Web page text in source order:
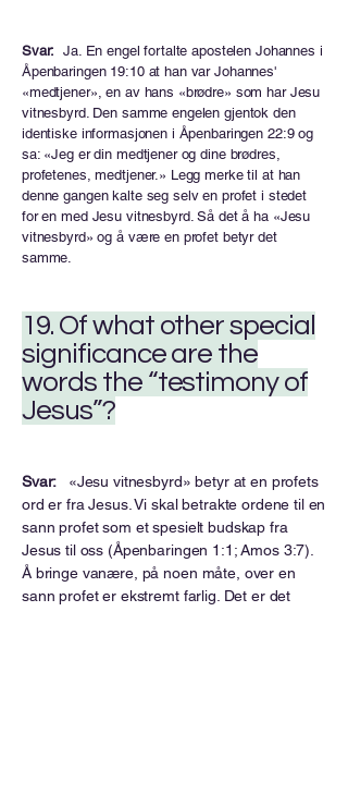
Svar: Ja. En engel fortalte apostelen Johannes i
Åpenbaringen 19:10 at han var Johannes'
«medtjener», en av hans «brødre» som har Jesu
vitnesbyrd. Den samme engelen gjentok den
identiske informasjonen i Åpenbaringen 22:9 og
sa: «Jeg er din medtjener og dine brødres,
profetenes, medtjener.» Legg merke til at han
denne gangen kalte seg selv en profet i stedet
for en med Jesu vitnesbyrd. Så det å ha «Jesu
vitnesbyrd» og å være en profet betyr det
samme.
19. Of what other special
significance are the
words the “testimony of
Jesus”?
Svar:
«Jesu vitnesbyrd» betyr at en profets
ord er fra Jesus. Vi skal betrakte ordene til en
sann profet som et spesielt budskap fra
Jesus til oss (Åpenbaringen 1:1; Amos 3:7).
Å bringe vanære, på noen måte, over en
sann profet er ekstremt farlig. Det er det